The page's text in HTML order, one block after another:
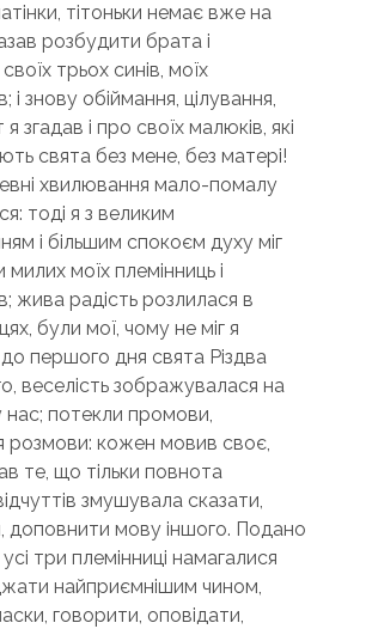
тітоньки немає вже на
розбудити брата і
трьох синів, моїх
і знову обіймання, цілування,
я згадав і про своїх малюків, які
свята без мене, без матері!
хвилювання мало-помалу
тоді я з великим
і більшим спокоєм духу міг
милих моїх племінниць і
жива радість розлилася в
були мої, чому не міг я
першого дня свята Різдва
веселість зображувалася на
нас; потекли промови,
розмови: кожен мовив своє,
те, що тільки повнота
змушувала сказати,
доповнити мову іншого. Подано
усі три племінниці намагалися
найприємнішим чином,
говорити, оповідати,